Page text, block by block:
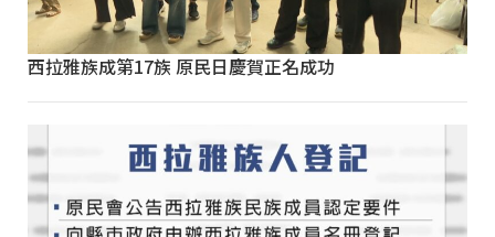
西拉雅族成第17族 原民日慶賀正名成功